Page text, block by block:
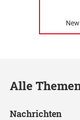
Alle
Nachrichten